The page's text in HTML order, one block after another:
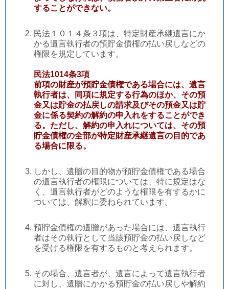
することができない。
民法１０１４条３項は、特定財産承継遺言にか
かる遺言執行者の預貯金債権の払い戻しなどの
権限を規定しています。
民法1014条3項
前項の財産が預貯金債権である場合には、遺言
執行者は、同項に規定する行為のほか、その預
金又は貯金の払戻しの請求及びその預金又は貯
金に係る契約の解約の申入れをすることができ
る。ただし、解約の申入れについては、その預
貯金債権の全部が特定財産承継遺言の目的であ
る場合に限る。
しかし、遺贈の目的物が預貯金債権である場合
の遺言執行者の権限については、特に規定はな
く、遺言執行者がどのような権限を有するかに
ついては、解釈に委ねられています。
預貯金債権の遺贈があった場合には、遺言執行
者はその執行として当該預貯金の払い戻しなど
を受ける権限を有するものと考えられます。
その場合、遺言者が、遺言によって遺言執行者
に対し、遺贈にかかる預貯金の払い戻しや解約